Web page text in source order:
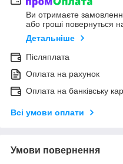
Ви отримаєте
або гроші повернуться
Детальніше
Післяплата
Оплата на рахунок
Оплата на банківську
Всі умови оплати
Умови повернення